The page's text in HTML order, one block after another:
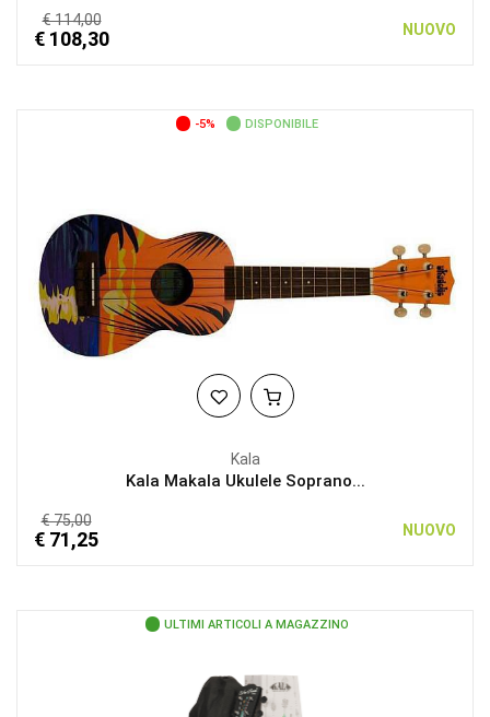
€ 114,00
€ 108,30 NUOVO
-5% DISPONIBILE
Kala
Kala Makala Ukulele Soprano...
€ 75,00
€ 71,25 NUOVO
ULTIMI ARTICOLI A MAGAZZINO